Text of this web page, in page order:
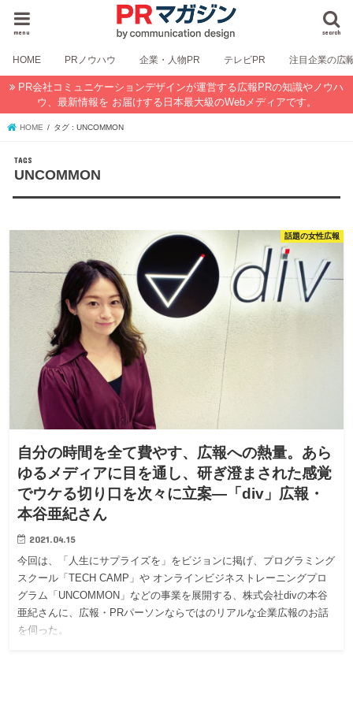
search
menu
HOME PRノウハウ 企業・人物PR テレビPR 注目企業の広
PR会社コミュニケーションデザインが運営する広報PRの知識やノウハ
ウ、最新情報を お届けする日本最大級のWebメディアです。
HOME タグ : UNCOMMON
UNCOMMON
話題の女性広報
自分の時間を全て費やす、広報への熱量。あら
ゆるメディアに目を通し、研ぎ澄まされた感覚
でウケる切り口を次々に立案—「div」広報・
本谷亜紀さん
2021.04.15
今回は、「人生にサプライズを」をビジョンに掲げ、プログラミング
スクール「TECH CAMP」や オンラインビジネストレーニングプロ
グラム「UNCOMMON」などの事業を展開する、株式会社divの本谷
亜紀さんに、広報・PRパーソンならではのリアルな企業広報のお話
を伺った。